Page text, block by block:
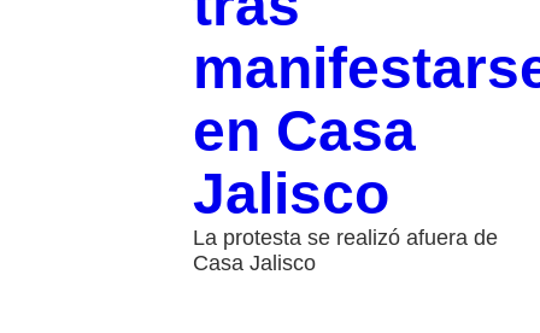
en Casa
Jalisco
La protesta se realizó afuera de
Casa Jalisco